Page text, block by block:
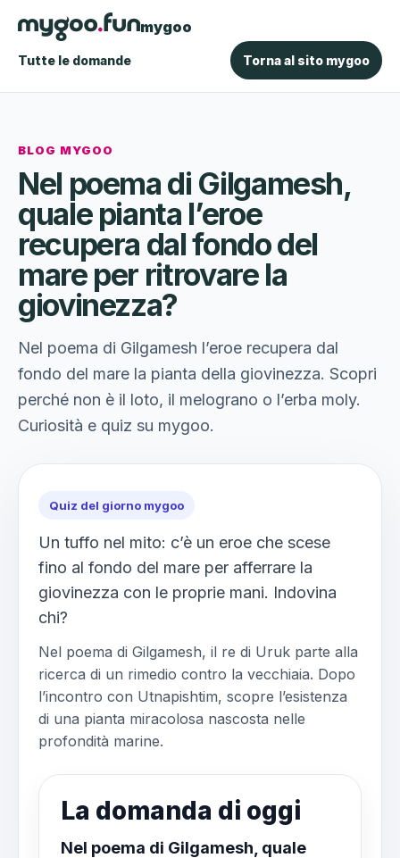
mygoo
Tutte le domande Torna al sito mygoo
BLOG MYGOO
Nel poema di Gilgamesh,
quale pianta l’eroe
recupera dal fondo del
mare per ritrovare la
giovinezza?
Nel poema di Gilgamesh l’eroe recupera dal
fondo del mare la pianta della giovinezza. Scopri
perché non è il loto, il melograno o l’erba moly.
Curiosità e quiz su mygoo.
Quiz del giorno mygoo
Un tuffo nel mito: c’è un eroe che scese
fino al fondo del mare per afferrare la
giovinezza con le proprie mani. Indovina
chi?
Nel poema di Gilgamesh, il re di Uruk parte alla
ricerca di un rimedio contro la vecchiaia. Dopo
l’incontro con Utnapishtim, scopre l’esistenza
di una pianta miracolosa nascosta nelle
profondità marine.
La domanda di oggi
Nel poema di Gilgamesh, quale